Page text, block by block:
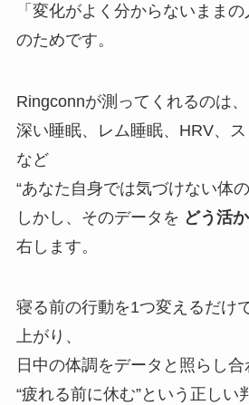
「変化がよく分からないまま
のためです。
Ringconnが測ってくれるのは、
深い睡眠、レム睡眠、HRV、
など
“あなた自身では気づけない体の
しかし、そのデータを どう活
右します。
寝る前の行動を1つ変えるだけ
上がり、
日中の体調をデータと照らし合
“疲れる前に休む”という正しい